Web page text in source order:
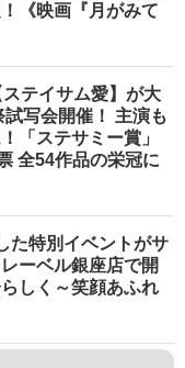
《映画『月がみて
ステイサム愛】が大
写会開催！ 主演も
「ステサミー賞」
全54作品の栄冠に
た特別イベントがサ
ーベル銀座店で開
しく～笑顔あふれ